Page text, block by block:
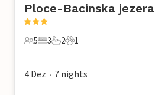
Ploce-Bacinska jezera
5 Gäste
5
3 Schlafzimmer
3
2 Badezimmer
2
1 Haustier
1
4 Dez • 7 nights